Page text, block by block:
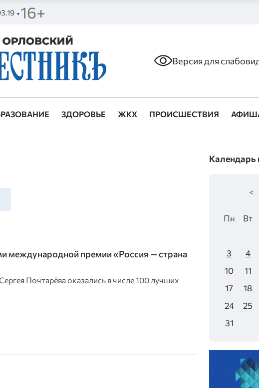
▼ 16+
Версия для
ЗДОРОВЬЕ ЖКХ ПРОИСШЕСТВИЯ
международной премии «Россия — страна
Почтарёва оказались в числе 100 лучших
Календарь
<
Пн Вт
3
4
10
11
17
18
24
25
31